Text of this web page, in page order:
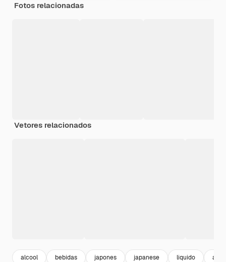
Fotos relacionadas
Vetores relacionados
alcool bebidas japones japanese liquido